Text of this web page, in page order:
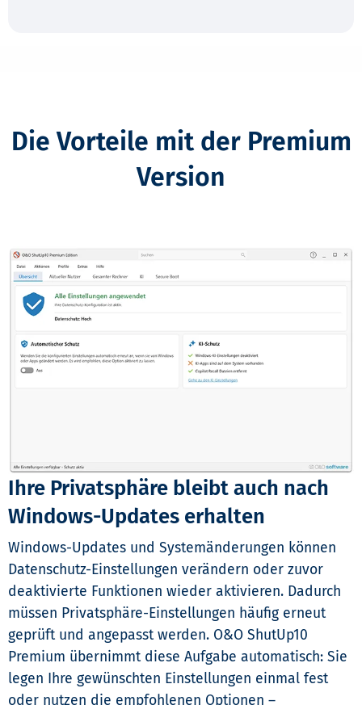
Die Vorteile mit der Premium
Version
Ihre Privatsphäre bleibt auch nach
Windows-Updates erhalten
Windows-Updates und Systemänderungen können
Datenschutz-Einstellungen verändern oder zuvor
deaktivierte Funktionen wieder aktivieren. Dadurch
müssen Privatsphäre-Einstellungen häufig erneut
geprüft und angepasst werden. O&O ShutUp10
Premium übernimmt diese Aufgabe automatisch: Sie
legen Ihre gewünschten Einstellungen einmal fest
oder nutzen die empfohlenen Optionen –